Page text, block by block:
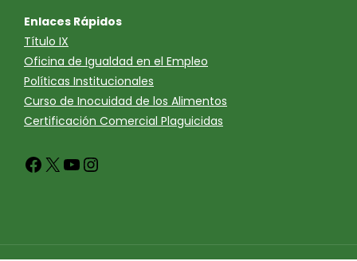
Enlaces Rápidos
Título IX
Oficina de Igualdad en el Empleo
Políticas Institucionales
Curso de Inocuidad de los Alimentos
Certificación Comercial Plaguicidas
Facebook
X YouTube